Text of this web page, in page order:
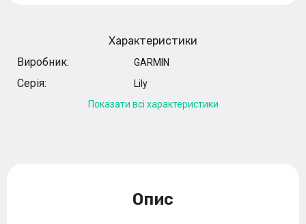
Характеристики
Виробник:
GARMIN
Серія:
Lily
Показати всі характеристики
Опис